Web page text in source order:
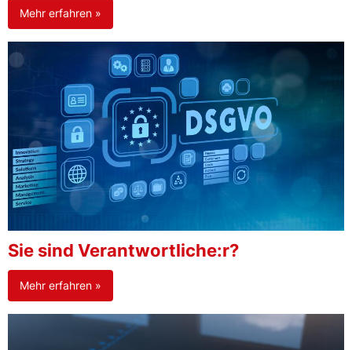
Mehr erfahren »
Sie sind Verantwortliche:r?
Mehr erfahren »